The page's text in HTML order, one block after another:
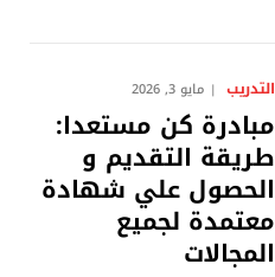
التدريب مايو 3, 2026
مبادرة كن مستعدا:
طريقة التقديم و
الحصول علي شهادة
معتمدة لجميع
المجالات